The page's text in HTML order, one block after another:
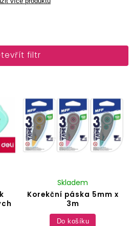
filtr
Korekční páska 5mm x
3m
Skladem
Do košíku